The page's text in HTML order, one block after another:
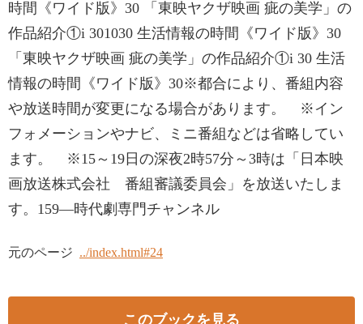
時間《ワイド版》30 「東映ヤクザ映画 疵の美学」の
作品紹介①i 301030 生活情報の時間《ワイド版》30
「東映ヤクザ映画 疵の美学」の作品紹介①i 30 生活
情報の時間《ワイド版》30※都合により、番組内容
や放送時間が変更になる場合があります。 ※イン
フォメーションやナビ、ミニ番組などは省略してい
ます。 ※15～19日の深夜2時57分～3時は「日本映
画放送株式会社 番組審議委員会」を放送いたしま
す。159―時代劇専門チャンネル
元のページ ../index.html#24
このブックを見る